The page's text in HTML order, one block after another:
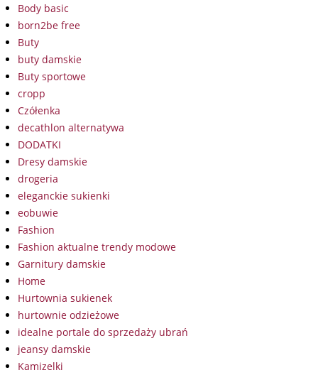
Body basic
born2be free
Buty
buty damskie
Buty sportowe
cropp
Czółenka
decathlon alternatywa
DODATKI
Dresy damskie
drogeria
eleganckie sukienki
eobuwie
Fashion
Fashion aktualne trendy modowe
Garnitury damskie
Home
Hurtownia sukienek
hurtownie odzieżowe
idealne portale do sprzedaży ubrań
jeansy damskie
Kamizelki